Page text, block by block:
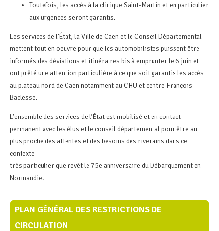
Toutefois, les accès à la clinique Saint-Martin et en particulier
aux urgences seront garantis.
Les services de l’État, la Ville de Caen et le Conseil Départemental
mettent tout en oeuvre pour que les automobilistes puissent être
informés des déviations et itinéraires bis à emprunter le 6 juin et
ont prêté une attention particulière à ce que soit garantis les accès
au plateau nord de Caen notamment au CHU et centre François
Baclesse.
L’ensemble des services de l’État est mobilisé et en contact
permanent avec les élus et le conseil départemental pour être au
plus proche des attentes et des besoins des riverains dans ce
contexte
très particulier que revêt le 75e anniversaire du Débarquement en
Normandie.
PLAN GÉNÉRAL DES RESTRICTIONS DE
CIRCULATION